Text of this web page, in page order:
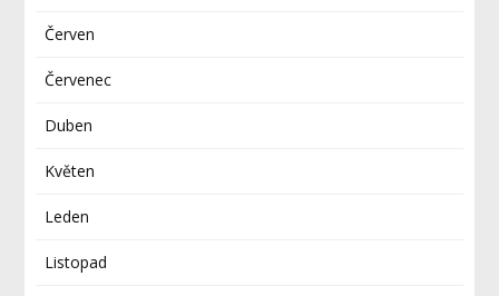
Červen
Červenec
Duben
Květen
Leden
Listopad